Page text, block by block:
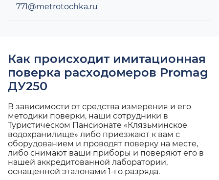
771@metrotochka.ru
Как происходит имитационная
поверка расходомеров Promag
ДУ250
В зависимости от средства измерения и его
методики поверки, наши сотрудники в
Туристическом Пансионате «Клязьминское
водохранилище» либо приезжают к вам с
оборудованием и проводят поверку на месте,
либо снимают ваши приборы и поверяют его в
нашей аккредитованной лаборатории,
оснащенной эталонами 1-го разряда.